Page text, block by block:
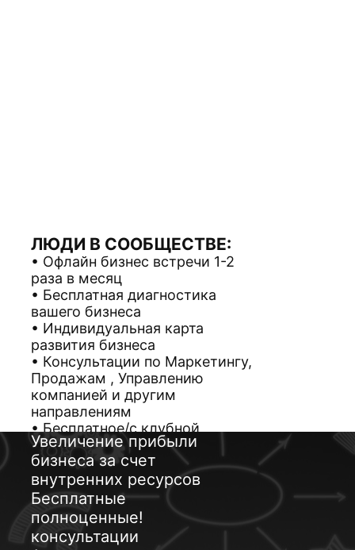
ЛЮДИ В СООБЩЕСТВЕ:
Офлайн бизнес встречи 1-2
раза в месяц
Бесплатная диагностика
вашего бизнеса
Индивидуальная карта
развития бизнеса
Консультации по Маркетингу,
Продажам , Управлению
компанией и другим
направлениям
Бесплатное/с клубной
скидкой посещение онлайн и
офлайн тренингов
Возможность для
руководителей передавать
полученные в сообществе
знания своей команде
Возможность заказывать
Увеличение прибыли
бизнеса за счет
внутренних ресурсов
Бесплатные
полноценные!
консультации